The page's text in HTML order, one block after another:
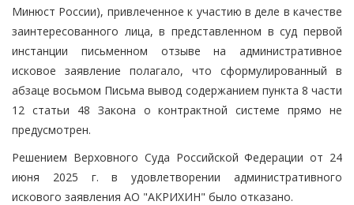
Минюст России), привлеченное к участию в деле в качестве
заинтересованного лица, в представленном в суд первой
инстанции письменном отзыве на административное
исковое заявление полагало, что сформулированный в
абзаце восьмом Письма вывод содержанием пункта 8 части
12 статьи 48 Закона о контрактной системе прямо не
предусмотрен.
Решением Верховного Суда Российской Федерации от 24
июня 2025 г. в удовлетворении административного
искового заявления АО "АКРИХИН" было отказано.